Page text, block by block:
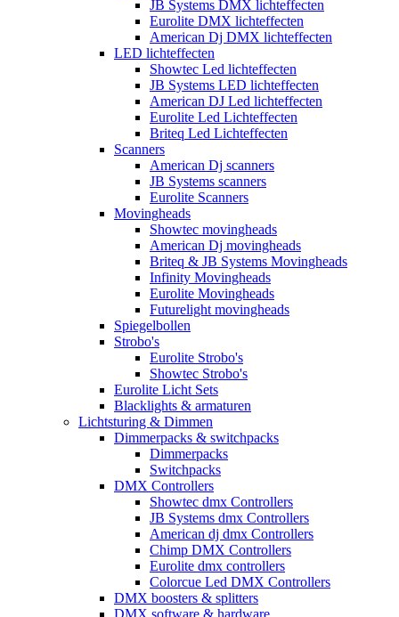
JB Systems DMX lichteffecten
Eurolite DMX lichteffecten
American Dj DMX lichteffecten
LED lichteffecten
Showtec Led lichteffecten
JB Systems LED lichteffecten
American DJ Led lichteffecten
Eurolite Led Lichteffecten
Briteq Led Lichteffecten
Scanners
American Dj scanners
JB Systems scanners
Eurolite Scanners
Movingheads
Showtec movingheads
American Dj movingheads
Briteq & JB Systems Movingheads
Infinity Movingheads
Eurolite Movingheads
Futurelight movingheads
Spiegelbollen
Strobo's
Eurolite Strobo's
Showtec Strobo's
Eurolite Licht Sets
Blacklights & armaturen
Lichtsturing & Dimmen
Dimmerpacks & switchpacks
Dimmerpacks
Switchpacks
DMX Controllers
Showtec dmx Controllers
JB Systems dmx Controllers
American dj dmx Controllers
Chimp DMX Controllers
Eurolite dmx controllers
Colorcue Led DMX Controllers
DMX boosters & splitters
DMX software & hardware